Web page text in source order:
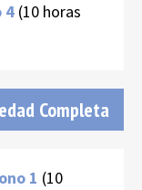
4 (10 horas
Completa
1 (10